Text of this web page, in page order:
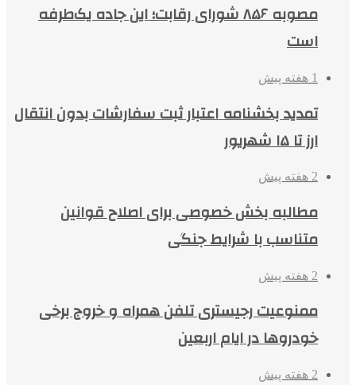
مصوبه ۸۵۶ شورای رقابت؛ این جاده یک‌طرفه
است
1 هفته پیش
تمدید بخشنامه اعتبار ثبت سفارشات بدون انتقال
ارز تا ۱۵ شهریور
2 هفته پیش
مطالبه بخش خصوصی برای اصلاح قوانین
متناسب با شرایط جنگی
2 هفته پیش
ممنوعیت رجیستری تلفن همراه و خروج برخی
خودروها در ایام اربعین
2 هفته پیش